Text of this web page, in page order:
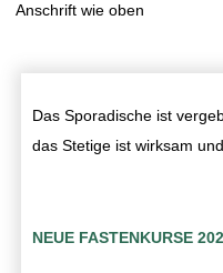
Anschrift wie oben
Das Sporadische ist
das Stetige ist wirksam
NEUE FASTENKURSE